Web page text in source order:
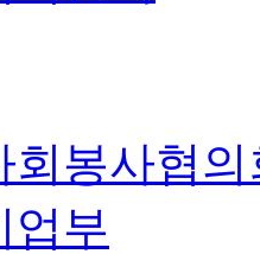
회봉사협의
업부